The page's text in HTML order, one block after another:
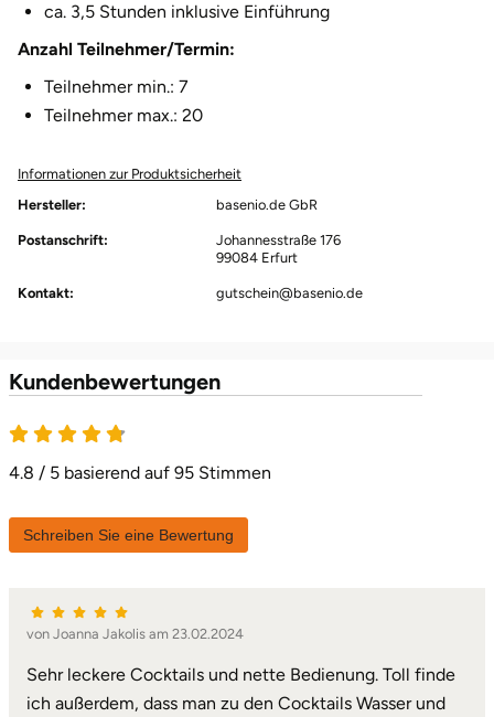
ca. 3,5 Stunden inklusive Einführung
Anzahl Teilnehmer/Termin:
Teilnehmer min.: 7
Teilnehmer max.: 20
Informationen zur Produktsicherheit
Hersteller:
basenio.de GbR
Postanschrift:
Johannesstraße 176
99084 Erfurt
Kontakt: gutschein@basenio.de
Kundenbewertungen
4.8 von 5
4.8 / 5 basierend auf 95 Stimmen
Schreiben Sie eine Bewertung
von Joanna Jakolis am 23.02.2024
Sehr leckere Cocktails und nette Bedienung. Toll finde
ich außerdem, dass man zu den Cocktails Wasser und
Gersfeld
Gotha
Halle
Hamburg
Haßfurt
Heidelberg
Heilbronn
Heldburg